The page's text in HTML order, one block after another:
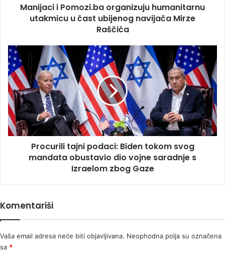
navijača
Manijaci i Pomozi.ba organizuju humanitarnu
utakmicu u čast ubijenog navijača Mirze
Raščića
Procurili
tajni
podaci:
Biden
tokom
svog
mandata
obustavio
dio
saradnje
zbog
Procurili tajni podaci: Biden tokom svog
mandata obustavio dio vojne saradnje s
Izraelom zbog Gaze
Komentariši
Vaša email adresa neće biti objavljivana. Neophodna polja su označena
sa *